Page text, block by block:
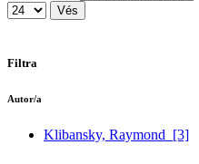
Filtra
Autor/a
Klibansky, Raymond [3]